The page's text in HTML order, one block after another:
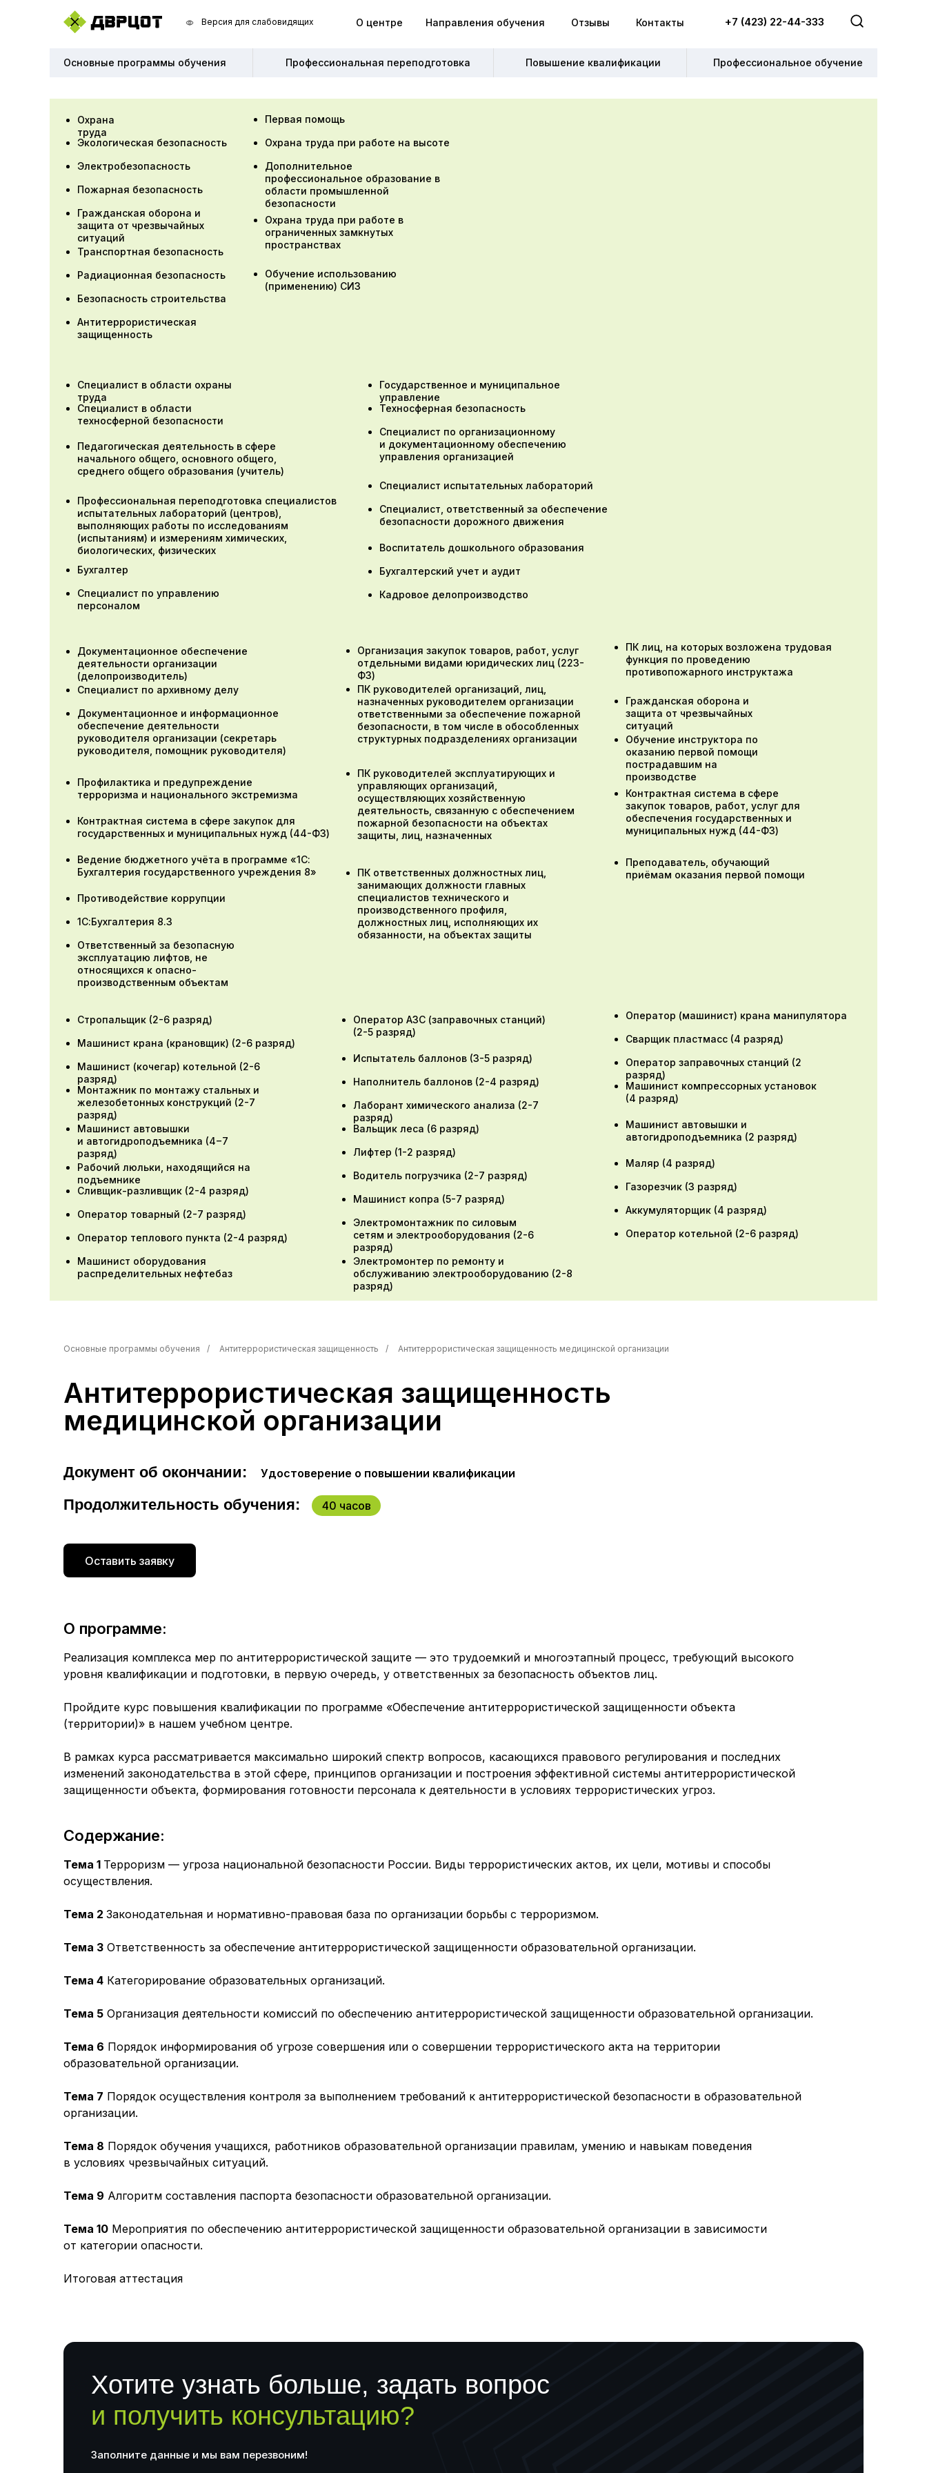
Направления обучения Отзывы Контакты +7 (423) 22-44-333
Основные программы обучения Профессиональная переподготовка Повышение квалификации Профессиональное обучение
О центре
Версия для слабовидящих
Охрана
труда
Экологическая безопасность
Электробезопасность
Пожарная безопасность
Гражданская оборона и
защита от чрезвычайных
ситуаций
Транспортная безопасность
Радиационная безопасность
Безопасность строительства
Антитеррористическая
защищенность
Первая помощь
Охрана труда при работе на высоте
Дополнительное
профессиональное образование в
области промышленной
безопасности
Охрана труда при работе в
ограниченных замкнутых
пространствах
Обучение использованию
(применению) СИЗ
Специалист в области охраны
труда
Специалист в области
техносферной безопасности
Педагогическая деятельность в сфере
начального общего, основного общего,
среднего общего образования (учитель)
Государственное и муниципальное
управление
Техносферная безопасность
Специалист по организационному
и документационному обеспечению
управления организацией
Специалист испытательных лабораторий
Специалист, ответственный за обеспечение
безопасности дорожного движения
Профессиональная переподготовка специалистов
испытательных лабораторий (центров),
выполняющих работы по исследованиям
(испытаниям) и измерениям химических,
биологических, физических
Бухгалтер
Специалист по управлению
персоналом
Воспитатель дошкольного образования
Бухгалтерский учет и аудит
Кадровое делопроизводство
Документационное обеспечение
деятельности организации
(делопроизводитель)
Специалист по архивному делу
Организация закупок товаров, работ, услуг
отдельными видами юридических лиц (223-
ФЗ)
Документационное и информационное
обеспечение деятельности
руководителя организации (секретарь
руководителя, помощник руководителя)
Профилактика и предупреждение
терроризма и национального экстремизма
Контрактная система в сфере закупок для
государственных и муниципальных нужд (44-ФЗ)
Ведение бюджетного учёта в программе «1С:
Бухгалтерия государственного учреждения 8»
Противодействие коррупции
1С:Бухгалтерия 8.3
Ответственный за безопасную
эксплуатацию лифтов, не
относящихся к опасно-
производственным объектам
ПК руководителей организаций, лиц,
назначенных руководителем организации
ответственными за обеспечение пожарной
безопасности, в том числе в обособленных
структурных подразделениях организации
ПК руководителей эксплуатирующих и
управляющих организаций,
осуществляющих хозяйственную
деятельность, связанную с обеспечением
пожарной безопасности на объектах
защиты, лиц, назначенных
ПК ответственных должностных лиц,
занимающих должности главных
специалистов технического и
производственного профиля,
должностных лиц, исполняющих их
обязанности, на объектах защиты
ПК лиц, на которых возложена трудовая
функция по проведению
противопожарного инструктажа
Гражданская оборона и
защита от чрезвычайных
ситуаций
Обучение инструктора по
оказанию первой помощи
пострадавшим на
производстве
Контрактная система в сфере
закупок товаров, работ, услуг для
обеспечения государственных и
муниципальных нужд (44-ФЗ)
Преподаватель, обучающий
приёмам оказания первой помощи
Стропальщик (2-6 разряд)
Машинист (кочегар) котельной (2-6
разряд)
Оператор АЗС (заправочных станций)
(2-5 разряд)
Монтажник по монтажу стальных и
железобетонных конструкций (2-7
разряд)
Машинист автовышки
и автогидроподъемника (4−7
разряд)
Сливщик-разливщик (2-4 разряд)
Оператор товарный (2-7 разряд)
Машинист оборудования
распределительных нефтебаз
Оператор (машинист) крана манипулятора
Сварщик пластмасс (4 разряд)
Оператор заправочных станций (2
разряд)
Машинист компрессорных установок
(4 разряд)
Машинист автовышки и
автогидроподъемника (2 разряд)
Машинист крана (крановщик) (2-6 разряд)
Рабочий люльки, находящийся на
подъемнике
Оператор теплового пункта (2-4 разряд)
Испытатель баллонов (3-5 разряд)
Наполнитель баллонов (2-4 разряд)
Лаборант химического анализа (2-7
разряд)
Вальщик леса (6 разряд)
Лифтер (1-2 разряд)
Водитель погрузчика (2-7 разряд)
Машинист копра (5-7 разряд)
Электромонтажник по силовым
сетям и электрооборудования (2-6
разряд)
Электромонтер по ремонту и
обслуживанию электрооборудованию (2-8
разряд)
Маляр (4 разряд)
Газорезчик (3 разряд)
Аккумуляторщик (4 разряд)
Оператор котельной (2-6 разряд)
Направления обучения Отзывы Контакты +7 (423) 22-44-333
Основные программы обучения Профессиональная переподготовка Повышение квалификации Профессиональное обучение
О центре
Версия для слабовидящих
Основные программы обучения / Антитеррористическая защищенность / Антитеррористическая защищенность медицинской организации
Антитеррористическая защищенность
медицинской организации
Продолжительность обучения:
Документ об окончании: Удостоверение о повышении квалификации
40 часов
Оставить заявку
О программе:
Реализация комплекса мер по антитеррористической защите — это трудоемкий и многоэтапный процесс, требующий высокого
уровня квалификации и подготовки, в первую очередь, у ответственных за безопасность объектов лиц.
Пройдите курс повышения квалификации по программе «Обеспечение антитеррористической защищенности объекта
(территории)» в нашем учебном центре.
В рамках курса рассматривается максимально широкий спектр вопросов, касающихся правового регулирования и последних
изменений законодательства в этой сфере, принципов организации и построения эффективной системы антитеррористической
защищенности объекта, формирования готовности персонала к деятельности в условиях террористических угроз.
Тема 1 Терроризм — угроза национальной безопасности России. Виды террористических актов, их цели, мотивы и способы
осуществления.
Тема 2 Законодательная и нормативно-правовая база по организации борьбы с терроризмом.
Тема 3 Ответственность за обеспечение антитеррористической защищенности образовательной организации.
Тема 4 Категорирование образовательных организаций.
Тема 5 Организация деятельности комиссий по обеспечению антитеррористической защищенности образовательной организации.
Тема 6 Порядок информирования об угрозе совершения или о совершении террористического акта на территории
образовательной организации.
Тема 7 Порядок осуществления контроля за выполнением требований к антитеррористической безопасности в образовательной
организации.
Тема 8 Порядок обучения учащихся, работников образовательной организации правилам, умению и навыкам поведения
в условиях чрезвычайных ситуаций.
Тема 9 Алгоритм составления паспорта безопасности образовательной организации.
Тема 10 Мероприятия по обеспечению антитеррористической защищенности образовательной организации в зависимости
от категории опасности.
Итоговая аттестация
Содержание:
Хотите узнать больше, задать вопрос
и получить консультацию?
Заполните данные и мы вам перезвоним!